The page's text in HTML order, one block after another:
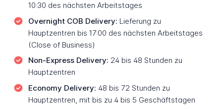
10:30 des nächsten Arbeitstages
Overnight COB Delivery: Lieferung zu
Hauptzentren bis 17:00 des nächsten Arbeitstages
(Close of Business)
Non-Express Delivery: 24 bis 48 Stunden zu
Hauptzentren
Economy Delivery: 48 bis 72 Stunden zu
Hauptzentren, mit bis zu 4 bis 5 Geschäftstagen